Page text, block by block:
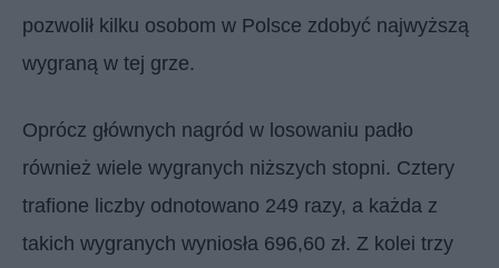
pozwolił kilku osobom w Polsce zdobyć najwyższą
wygraną w tej grze.
Oprócz głównych nagród w losowaniu padło
również wiele wygranych niższych stopni. Cztery
trafione liczby odnotowano 249 razy, a każda z
takich wygranych wyniosła 696,60 zł. Z kolei trzy